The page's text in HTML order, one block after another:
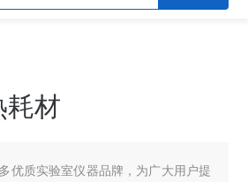
耗材
优质实验室仪器品牌，为广大用户提